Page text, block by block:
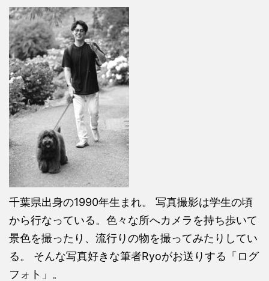
千葉県出身の1990年生まれ。 写真撮影は学生の頃
から行なっている。色々な所へカメラを持ち歩いて
景色を撮ったり、流行りの物を撮ってみたりしてい
る。 そんな写真好きな筆者Ryoがお送りする「ログ
フォト」。